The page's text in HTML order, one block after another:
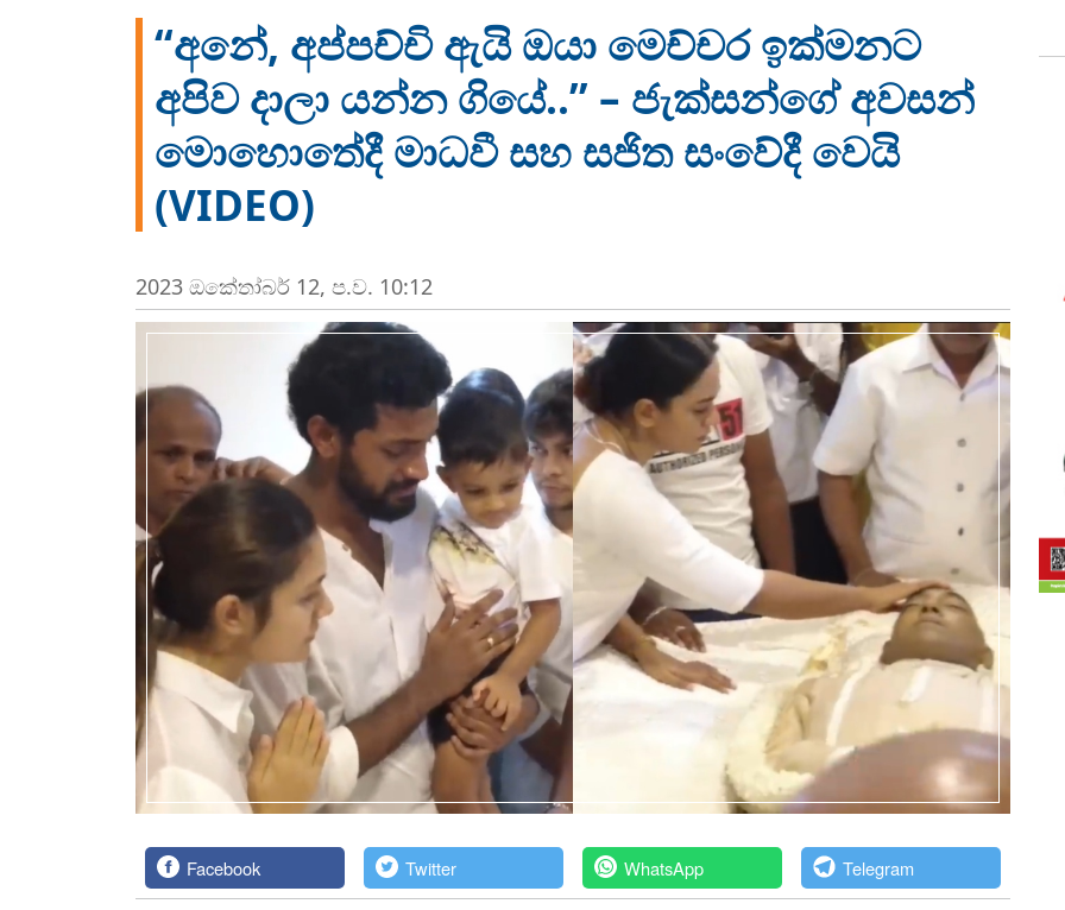
“අනේ, අප්පච්චි ඇයි ඔයා මෙච්චර ඉක්මනට
අපිව දාලා යන්න ගියේ..” – ජැක්සන්ගේ අවසන්
මොහොතේදී මාධවී සහ සජිත සංවේදී වෙයි
(VIDEO)
2023 ඔක්‍තෝබර් 12, ප.ව. 10:12
Facebook Twitter WhatsApp Telegram